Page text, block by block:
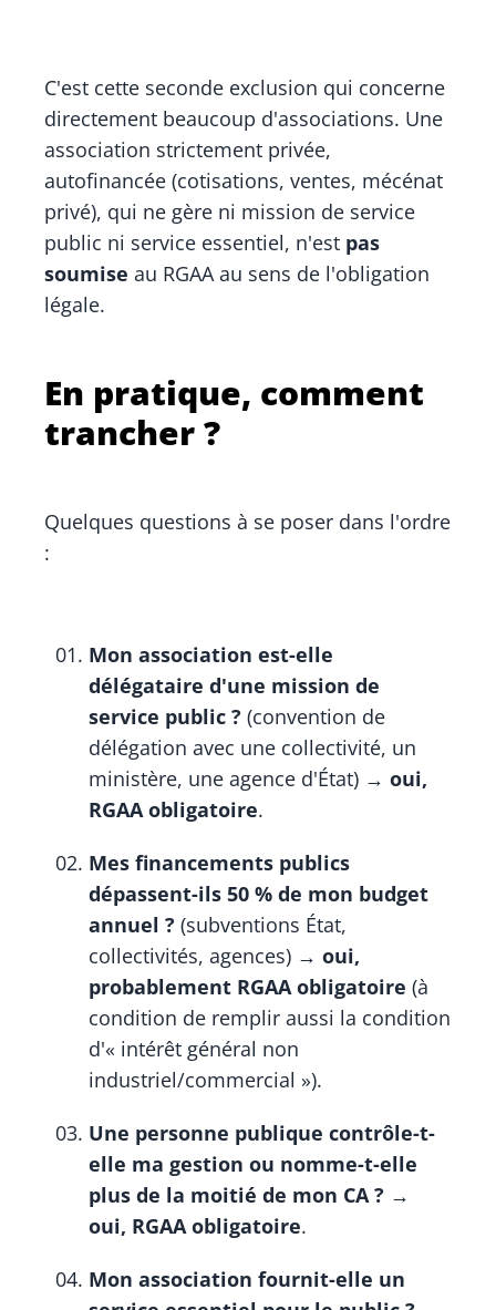
C'est cette seconde exclusion qui concerne
directement beaucoup d'associations. Une
association strictement privée,
autofinancée (cotisations, ventes, mécénat
privé), qui ne gère ni mission de service
public ni service essentiel, n'est pas
soumise au RGAA au sens de l'obligation
légale.
En pratique, comment
trancher ?
Quelques questions à se poser dans l'ordre
:
Mon association est-elle
délégataire d'une mission de
service public ? (convention de
délégation avec une collectivité, un
ministère, une agence d'État) → oui,
RGAA obligatoire.
Mes financements publics
dépassent-ils 50 % de mon budget
annuel ? (subventions État,
collectivités, agences) → oui,
probablement RGAA obligatoire (à
condition de remplir aussi la condition
d'« intérêt général non
industriel/commercial »).
Une personne publique contrôle-t-
elle ma gestion ou nomme-t-elle
plus de la moitié de mon CA ? →
oui, RGAA obligatoire.
Mon association fournit-elle un